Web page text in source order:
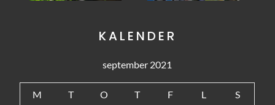
KALENDER
september 2021
M T O T F L S